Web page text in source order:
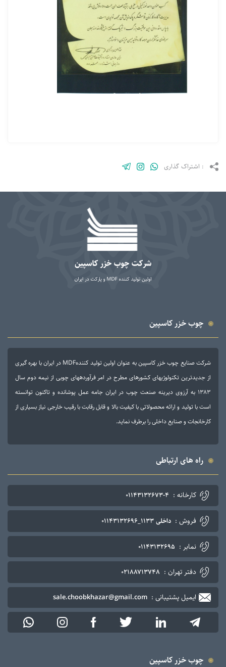
: اشتراک گذاری
چوب خزر کاسپین
شرکت صنایع چوب خزر کاسپین به عنوان اولین تولید کنندهMDF در ایران با بهره گیری
از جدیدترین تکنولوژی­های کشورهای مطرح در امر فرآورده­های چوبی از نیمه دوم سال
۱۳۸۳ به آرزوی دیرینه صنعت چوب در ایران جامه عمل پوشانده و تاکنون توانسته
است با تولید و ارائه محصولاتی با کیفیت بالا و قابل رقابت با رقیب خارجی نیاز بسیاری از
کارخانجات و صنایع داخلی را برطرف نماید.
راه های ارتباطی
کارخانه : ۰۱۱۴۳۱۳۲۶۷۳-۴
فروش : داخلی ۱۱۳۳_۰۱۱۴۳۱۳۲۶۹۶
نمابر : ۰۱۱۴۳۱۳۲۶۹۵
دفتر تهران : ۰۲۱۸۸۷۱۳۷۴۸
ایمیل پشتیبانی : sale.choobkhazar@gmail.com
چوب خزر کاسپین